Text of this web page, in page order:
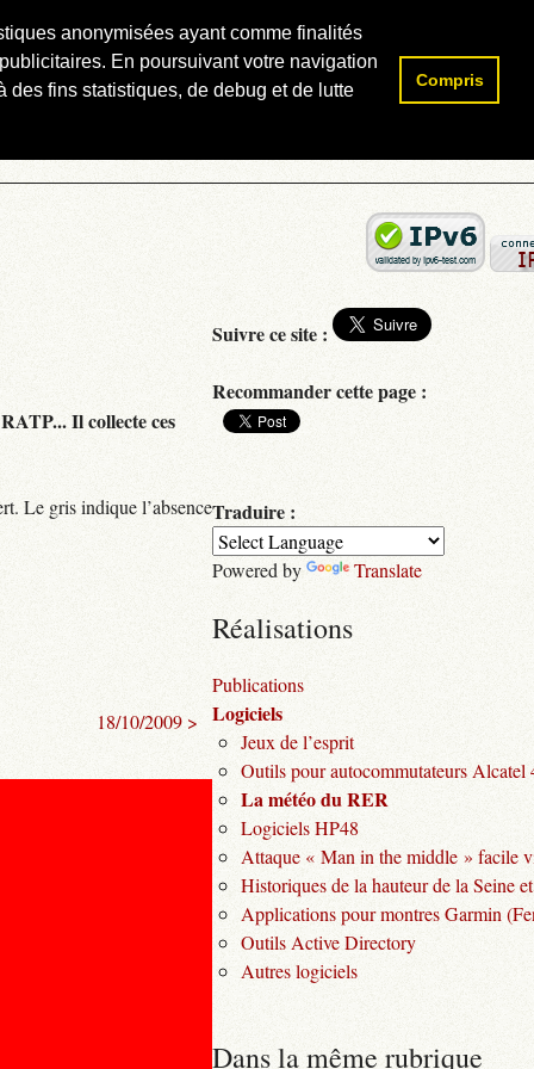
anonymisées ayant comme finalités
En poursuivant votre navigation
des fins statistiques, de debug et de lutte
Compris
Il collecte ces
Le gris indique l’absence
18/10/2009 >
Rechercher :
Suivre ce site :
Recommander cette page :
Traduire :
Powered by Translate
Réalisations
Publications
Logiciels
Jeux de l’esprit
Outils pour autocommutateurs Alcatel
La météo du RER
Logiciels HP48
Attaque « Man in the middle » facile
Historiques de la hauteur de la Seine
Applications pour montres Garmin
Outils Active Directory
Autres logiciels
Dans la même rubrique